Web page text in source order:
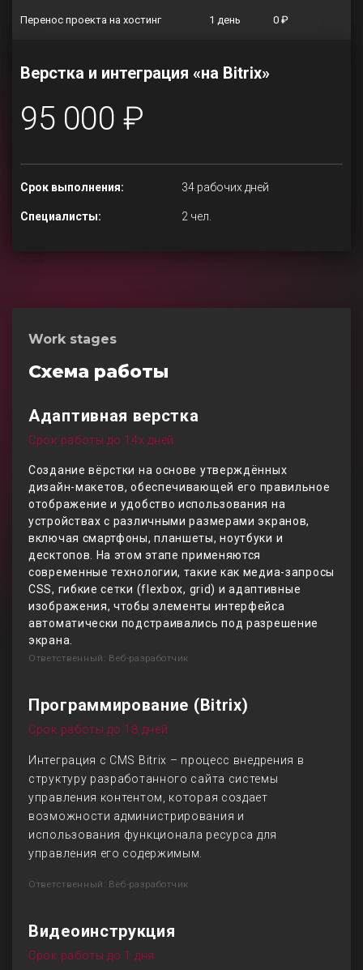
Перенос проекта на хостинг 1 день 0 ₽
Верстка и интеграция «на Bitrix»
95 000 ₽
Срок выполнения: 34 рабочих дней
Специалисты: 2 чел.
Work stages
Схема работы
Адаптивная верстка
Срок работы до 14х дней
Создание вёрстки на основе утверждённых
дизайн-макетов, обеспечивающей его правильное
отображение и удобство использования на
устройствах с различными размерами экранов,
включая смартфоны, планшеты, ноутбуки и
десктопов. На этом этапе применяются
современные технологии, такие как медиа-запросы
CSS, гибкие сетки (flexbox, grid) и адаптивные
изображения, чтобы элементы интерфейса
автоматически подстраивались под разрешение
экрана.
Ответственный: Веб-разработчик
Программирование (Bitrix)
Срок работы до 18 дней
Интеграция с CMS Bitrix – процесс внедрения в
структуру разработанного сайта системы
управления контентом, которая создает
возможности администрирования и
использования функционала ресурса для
управления его содержимым.
Ответственный: Веб-разработчик
Видеоинструкция
Срок работы до 1 дня